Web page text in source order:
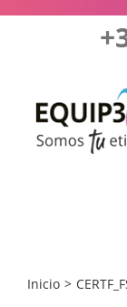
Inicio